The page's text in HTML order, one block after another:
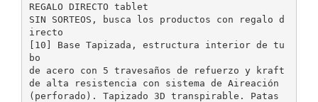
REGALO DIRECTO tablet
SIN SORTEOS, busca los productos con regalo d
irecto
[10] Base Tapizada, estructura interior de tu
bo
de acero con 5 travesaños de refuerzo y kraft
de alta resistencia con sistema de Aireación
(perforado). Tapizado 3D transpirable. Patas